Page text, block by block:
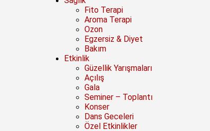
Fito Terapi
Aroma Terapi
Ozon
Egzersiz & Diyet
Bakım
Etkinlik
Güzellik Yarışmaları
Açılış
Gala
Seminer – Toplantı
Konser
Dans Geceleri
Özel Etkinlikler